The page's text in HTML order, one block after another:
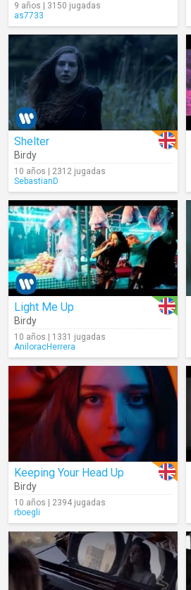
9 años | 3150 jugadas
as7733
Shelter
Birdy
10 años | 2312 jugadas
SebastianD
Light Me Up
Birdy
10 años | 1331 jugadas
AniloracHerrera
Keeping Your Head Up
Birdy
10 años | 2394 jugadas
rboegli